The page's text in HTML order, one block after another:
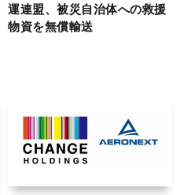
運連盟、被災自治体への救援
物資を無償輸送